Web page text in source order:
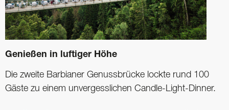
Genießen in luftiger Höhe
Die zweite Barbianer Genussbrücke lockte rund 100
Gäste zu einem unvergesslichen Candle-Light-Dinner.